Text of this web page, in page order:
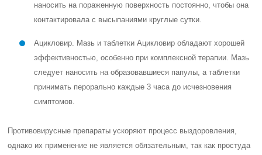
наносить на пораженную поверхность постоянно, чтобы она
контактировала с высыпаниями круглые сутки.
Ацикловир. Мазь и таблетки Ацикловир обладают хорошей
эффективностью, особенно при комплексной терапии. Мазь
следует наносить на образовавшиеся папулы, а таблетки
принимать перорально каждые 3 часа до исчезновения
симптомов.
Противовирусные препараты ускоряют процесс выздоровления,
однако их применение не является обязательным, так как простуда